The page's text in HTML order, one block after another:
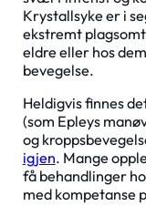
Krystallsyke er i
ekstremt
eldre eller hos
bevegelse.
Heldigvis finnes
(som Epleys
og
igjen. Mange
få behandlinger
med kompetanse